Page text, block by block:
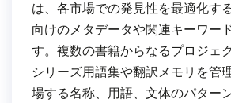
は、各市場での発見性を最適化す
向けのメタデータや関連キーワー
す。複数の書籍からなるプロジェ
シリーズ用語集や翻訳メモリを管
場する名称、用語、文体のパター